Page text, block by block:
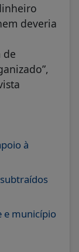
deveria
de
à
e município